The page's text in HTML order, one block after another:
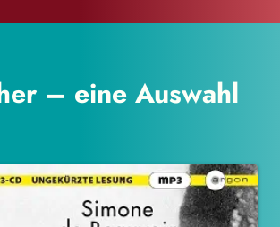
– eine Auswahl